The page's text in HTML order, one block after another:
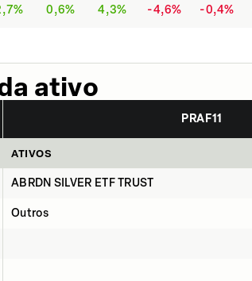
0,6% 4,3% -4,6% -0,4%
ativo
PRAF11
ATIVOS
ABRDN SILVER ETF TRUST
Outros